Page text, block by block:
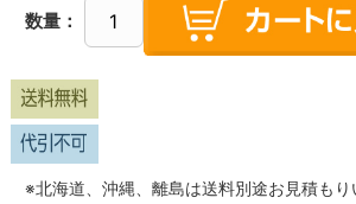
数量：
※北海道、沖縄、離島は送料別途お見積もり